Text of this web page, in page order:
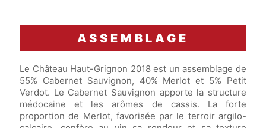
ASSEMBLAGE
Le Château Haut-Grignon 2018 est un assemblage de
55% Cabernet Sauvignon, 40% Merlot et 5% Petit
Verdot. Le Cabernet Sauvignon apporte la structure
médocaine et les arômes de cassis. La forte
proportion de Merlot, favorisée par le terroir argilo-